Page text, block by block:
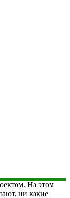
На этом
ни какие